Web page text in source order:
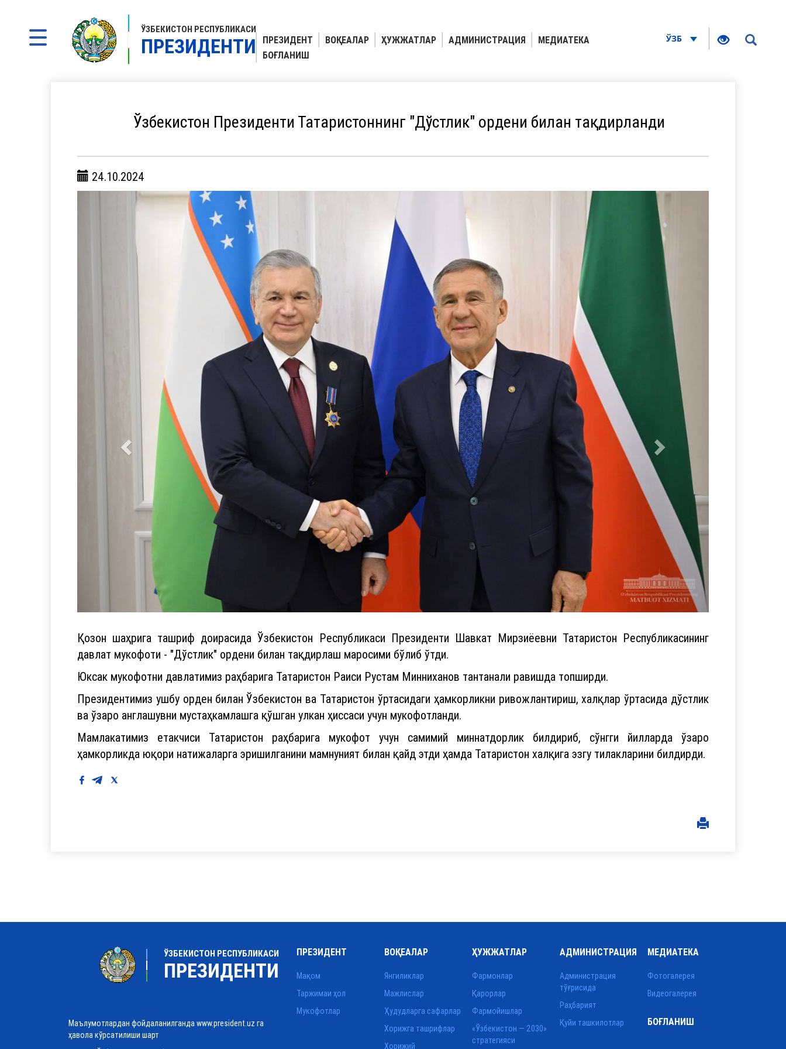
ЎЗБЕКИСТОН РЕСПУБЛИКАСИ
ПРЕЗИДЕНТИ ПРЕЗИДЕНТ ВОҚЕАЛАР ҲУЖЖАТЛАР АДМИНИСТРАЦИЯ
МЕДИАТЕКА
БОҒЛАНИШ
ЎЗБ
Ўзбекистон Президенти Татаристоннинг "Дўстлик" ордени билан тақдирланди
24.10.2024
Қозон шаҳрига ташриф доирасида Ўзбекистон Республикаси Президенти Шавкат Мирзиёевни Татаристон Республикасининг
давлат мукофоти - "Дўстлик" ордени билан тақдирлаш маросими бўлиб ўтди.
Юксак мукофотни давлатимиз раҳбарига Татаристон Раиси Рустам Минниханов тантанали равишда топширди.
Президентимиз ушбу орден билан Ўзбекистон ва Татаристон ўртасидаги ҳамкорликни ривожлантириш, халқлар ўртасида дўстлик
ва ўзаро англашувни мустаҳкамлашга қўшган улкан ҳиссаси учун мукофотланди.
Мамлакатимиз етакчиси Татаристон раҳбарига мукофот учун самимий миннатдорлик билдириб, сўнгги йилларда ўзаро
ҳамкорликда юқори натижаларга эришилганини мамнуният билан қайд этди ҳамда Татаристон халқига эзгу тилакларини билдирди.
ЎЗБЕКИСТОН РЕСПУБЛИКАСИ
ПРЕЗИДЕНТИ
Маълумотлардан фойдаланилганда www.president.uz га
ҳавола кўрсатилиши шарт
ПРЕЗИДЕНТ
Мақом
Таржимаи ҳол
Мукофотлар
ВОҚЕАЛАР
Янгиликлар
Мажлислар
Ҳудудларга сафарлар
Хорижга ташрифлар
Хорижий
ҲУЖЖАТЛАР
Фармонлар
Қарорлар
Фармойишлар
«Ўзбекистон — 2030»
стратегияси
АДМИНИСТРАЦИЯ
Администрация
тўғрисида
Раҳбарият
Қуйи ташкилотлар
МЕДИАТЕКА
Фотогалерея
Видеогалерея
БОҒЛАНИШ